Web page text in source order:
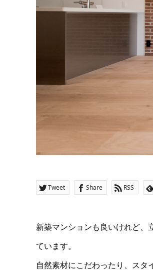
Tweet Share RSS
新築マンションも良いけれど、
ています。
自然素材にこだわったり、スタ